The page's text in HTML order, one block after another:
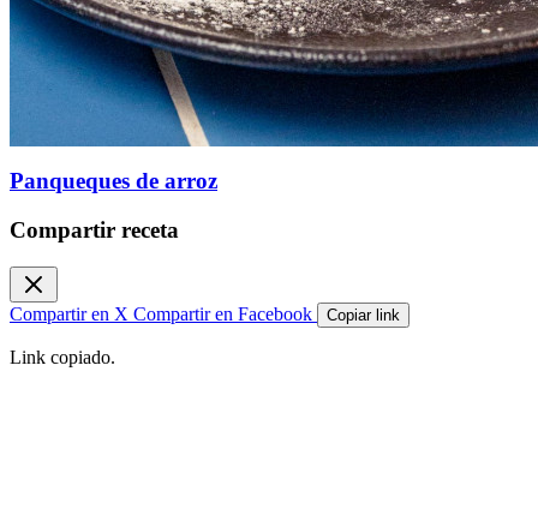
Panqueques de arroz
Compartir receta
Compartir en X Compartir en Facebook Copiar link
Link copiado.